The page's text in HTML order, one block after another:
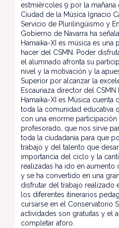
estmiércoles 9 por la mañana
Ciudad de la Música Ignacio
Servicio de Plurilingüismo y
Gobierno de Navarra ha
Hamaika-XI es música es una
hacer del CSMN. Poder
el alumnado afronta su
nivel y la motivación y la
Superior por alcanzar la
Escauriaza director del
Hamaika-XI es Música
toda la comunidad educativa
con una enorme
profesorado, que nos sirve
toda la ciudadanía para que
trabajo y del talento que
importancia del ciclo y la
realizadas ha ido en
y se ha convertido en una
disfrutar del trabajo realizado
los diferentes itinerarios
cursarse en el Conservatorio
actividades son gratuitas y el
completar aforo.